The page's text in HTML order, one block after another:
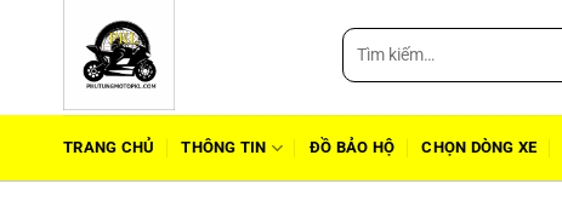
Tìm
kiếm:
TRANG CHỦ THÔNG TIN ĐỒ BẢO HỘ CHỌN DÒNG XE